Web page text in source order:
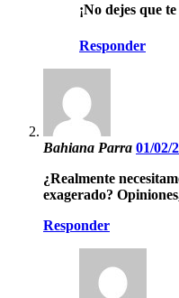
¡No dejes que
Responder
Bahiana Parra 01/02/
¿Realmente
exagerado?
Responder